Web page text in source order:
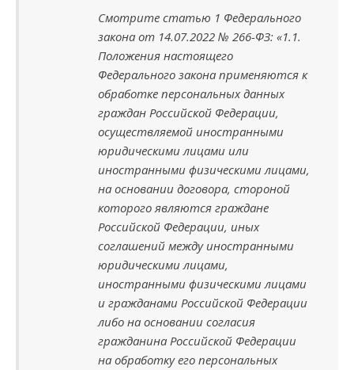
Смотрите статью 1 Федерального
закона от 14.07.2022 № 266-ФЗ: «1.1.
Положения настоящего
Федерального закона применяются к
обработке персональных данных
граждан Российской Федерации,
осуществляемой иностранными
юридическими лицами или
иностранными физическими лицами,
на основании договора, стороной
которого являются граждане
Российской Федерации, иных
соглашений между иностранными
юридическими лицами,
иностранными физическими лицами
и гражданами Российской Федерации
либо на основании согласия
гражданина Российской Федерации
на обработку его персональных